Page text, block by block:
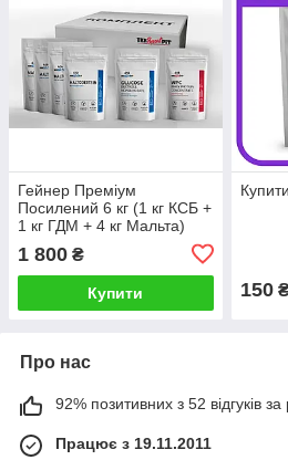
Гейнер Преміум
Посилений 6 кг (1 кг КСБ +
1 кг ГДМ + 4 кг Мальта)
1 800 ₴
Купити 150
Про нас
92% позитивних з 52 відгуків за
Працює з 19.11.2011